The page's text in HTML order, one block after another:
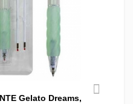
Gelato Dreams,